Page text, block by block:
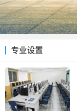
专业设置